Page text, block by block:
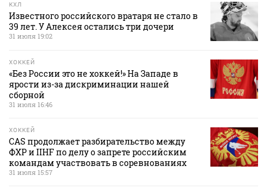
КХЛ
Известного российского вратаря не стало в
39 лет. У Алексея остались три дочери
31 июля 19:02
ХОККЕЙ
«Без России это не хоккей!» На Западе в
ярости из-за дискриминации нашей
сборной
31 июля 16:46
ХОККЕЙ
CAS продолжает разбирательство между
ФХР и IIHF по делу о запрете российским
командам участвовать в соревнованиях
31 июля 15:57